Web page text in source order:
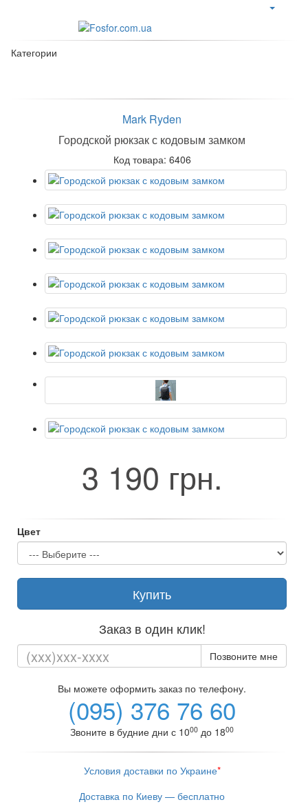
Категории
Mark Ryden
Городской рюкзак с кодовым замком
Код товара: 6406
3 190 грн.
Цвет
Купить
Заказ в один клик!
Позвоните мне
Вы можете оформить заказ по телефону.
(095) 376 76 60
Звоните в будние дни с 1000 до 1800
Условия доставки по Украине*
Доставка по Киеву — бесплатно